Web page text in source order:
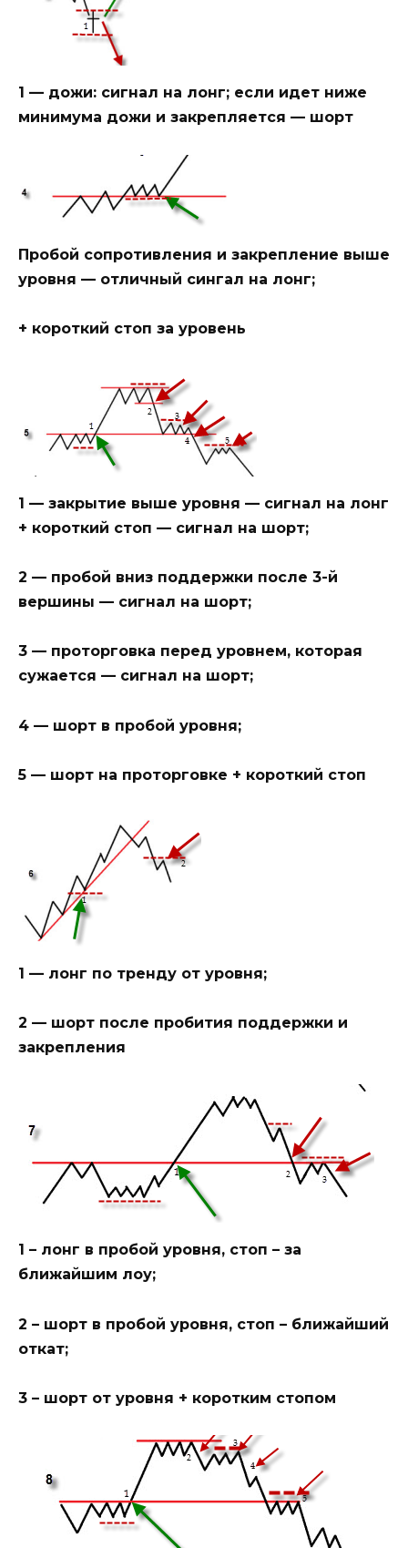
1 — дожи: сигнал на лонг; если идет ниже
минимума дожи и закрепляется — шорт
Пробой сопротивления и закрепление выше
уровня — отличный сингал на лонг;
+ короткий стоп за уровень
1 — закрытие выше уровня — сигнал на лонг
+ короткий стоп — сигнал на шорт;
2 — пробой вниз поддержки после 3-й
вершины — сигнал на шорт;
3 — проторговка перед уровнем, которая
сужается — сигнал на шорт;
4 — шорт в пробой уровня;
5 — шорт на проторговке + короткий стоп
1 — лонг по тренду от уровня;
2 — шорт после пробития поддержки и
закрепления
1 – лонг в пробой уровня, стоп – за
ближайшим лоу;
2 – шорт в пробой уровня, стоп – ближайший
откат;
3 – шорт от уровня + коротким стопом